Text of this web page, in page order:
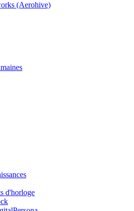
(Aerohive)
d'horloge